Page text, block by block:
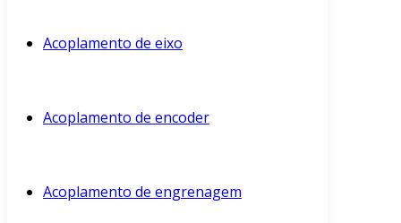
Acoplamento de eixo
Acoplamento de encoder
Acoplamento de engrenagem